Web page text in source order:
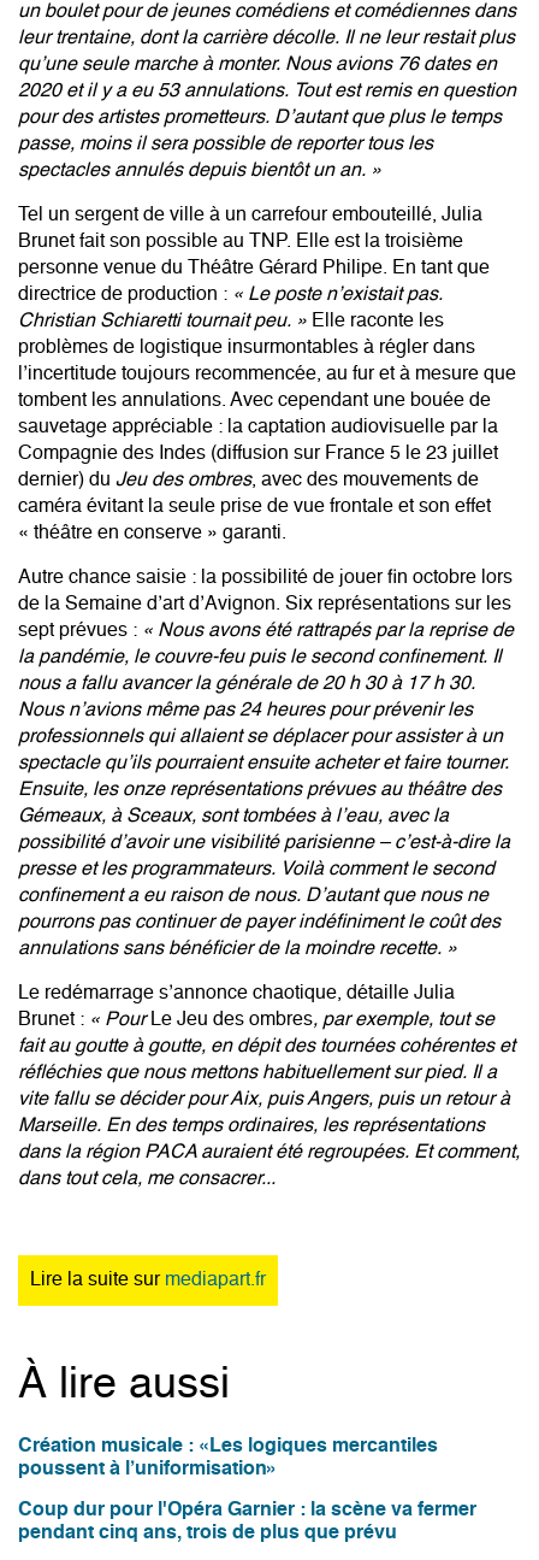
un boulet pour de jeunes comédiens et comédiennes dans
leur trentaine, dont la carrière décolle. Il ne leur restait plus
qu’une seule marche à monter. Nous avions 76 dates en
2020 et il y a eu 53 annulations. Tout est remis en question
pour des artistes prometteurs. D’autant que plus le temps
passe, moins il sera possible de reporter tous les
spectacles annulés depuis bientôt un an. »
Tel un sergent de ville à un carrefour embouteillé, Julia
Brunet fait son possible au TNP. Elle est la troisième
personne venue du Théâtre Gérard Philipe. En tant que
directrice de production : « Le poste n’existait pas.
Christian Schiaretti tournait peu. » Elle raconte les
problèmes de logistique insurmontables à régler dans
l’incertitude toujours recommencée, au fur et à mesure que
tombent les annulations. Avec cependant une bouée de
sauvetage appréciable : la captation audiovisuelle par la
Compagnie des Indes (diffusion sur France 5 le 23 juillet
dernier) du Jeu des ombres, avec des mouvements de
caméra évitant la seule prise de vue frontale et son effet
« théâtre en conserve » garanti.
Autre chance saisie : la possibilité de jouer fin octobre lors
de la Semaine d’art d’Avignon. Six représentations sur les
sept prévues : « Nous avons été rattrapés par la reprise de
la pandémie, le couvre-feu puis le second confinement. Il
nous a fallu avancer la générale de 20 h 30 à 17 h 30.
Nous n’avions même pas 24 heures pour prévenir les
professionnels qui allaient se déplacer pour assister à un
spectacle qu’ils pourraient ensuite acheter et faire tourner.
Ensuite, les onze représentations prévues au théâtre des
Gémeaux, à Sceaux, sont tombées à l’eau, avec la
possibilité d’avoir une visibilité parisienne – c’est-à-dire la
presse et les programmateurs. Voilà comment le second
confinement a eu raison de nous. D’autant que nous ne
pourrons pas continuer de payer indéfiniment le coût des
annulations sans bénéficier de la moindre recette. »
Le redémarrage s’annonce chaotique, détaille Julia
Brunet : « PourLe Jeu des ombres, par exemple, tout se
fait au goutte à goutte, en dépit des tournées cohérentes et
réfléchies que nous mettons habituellement sur pied. Il a
vite fallu se décider pour Aix, puis Angers, puis un retour à
Marseille. En des temps ordinaires, les représentations
dans la région PACA auraient été regroupées. Et comment,
dans tout cela, me consacrer...
Lire la suite sur mediapart.fr
À lire aussi
Création musicale : «Les logiques mercantiles
poussent à l’uniformisation»
Coup dur pour l'Opéra Garnier : la scène va fermer
pendant cinq ans, trois de plus que prévu